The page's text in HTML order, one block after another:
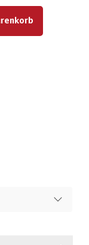
um die Anzahl zu